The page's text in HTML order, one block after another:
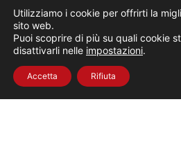
info@vallillo.it
Utilizziamo i cookie per offrirti la
sito web.
Puoi scoprire di più su quali cookie
disattivarli nelle impostazioni.
Accetta Rifiuta